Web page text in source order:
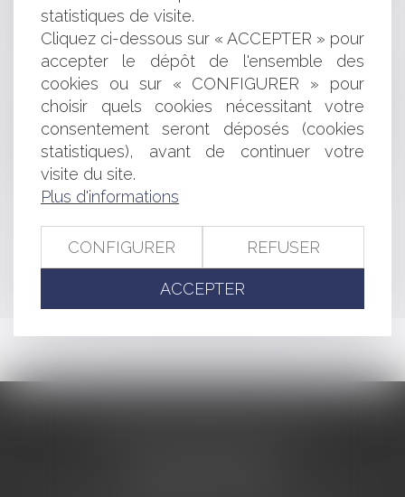
attentive des règlements
La concurrence déloyale
Quelques précisions sur la réception judiciaire
Sécurité et consommation : comprendre le marquage
Précisions sur le pouvoir d'office du Juge des saisies
immobilières en matière de prescription
Le droit propre du débiteur de contester la transaction
autorisée par le juge commissaire
< ... 239 240 241 242 243 244 245 ...
>>
statistiques de visite.
Cliquez ci-dessous sur « ACCEPTER » pour
accepter le dépôt de l'ensemble des
cookies ou sur « CONFIGURER » pour
choisir quels cookies nécessitant votre
consentement seront déposés (cookies
statistiques), avant de continuer votre
visite du site.
Plus d'informations
CONFIGURER REFUSER
ACCEPTER